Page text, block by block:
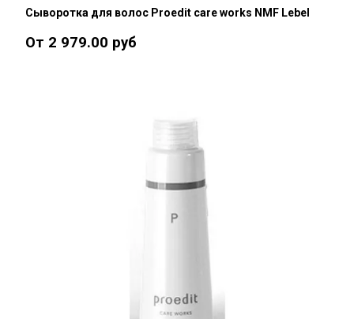
Сыворотка для волос Proedit care works NMF Lebel
От 2 979.00 руб